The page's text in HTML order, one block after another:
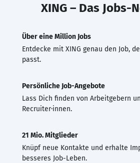
XING – Das Jobs-
Über eine Million Jobs
Entdecke mit XING genau den Job,
passt.
Persönliche Job-Angebote
Lass Dich finden von Arbeitgebern
Recruiter·innen.
21 Mio. Mitglieder
Knüpf neue Kontakte und erhalte
besseres Job-Leben.